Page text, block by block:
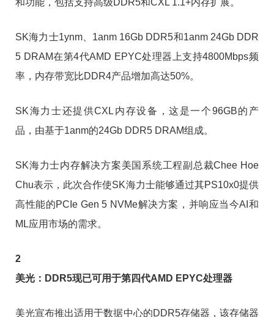
和功能，包括支持高级DDR5和CXL 1.1+内存扩展。
SK海力士1ynm、1anm 16Gb DDR5和1anm 24Gb DDR
5 DRAM在第4代AMD EPYC处理器上支持4800Mbps频
率，内存带宽比DDR4产品增加高达50%。
SK海力士还提供CXL内存设备，这是一个96GB的产
品，由基于1anm的24Gb DDR5 DRAM组成。
SK海力士内存解决方案美国系统工程副总裁Chee Hoe
Chu表示，此次合作使SK海力士能够通过其PS10x0提供
高性能的PCIe Gen 5 NVMe解决方案，并响应当今AI和
ML应用市场的需求。
2
美光：DDR5现已可用于第四代AMD EPYC处理器
美光宣布推出适用于数据中心的DDR5存储器，该存储器